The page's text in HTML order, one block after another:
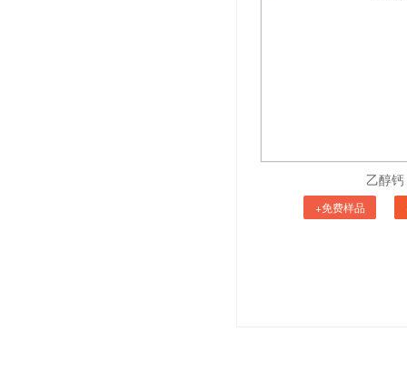
乙醇钙
+免费样品